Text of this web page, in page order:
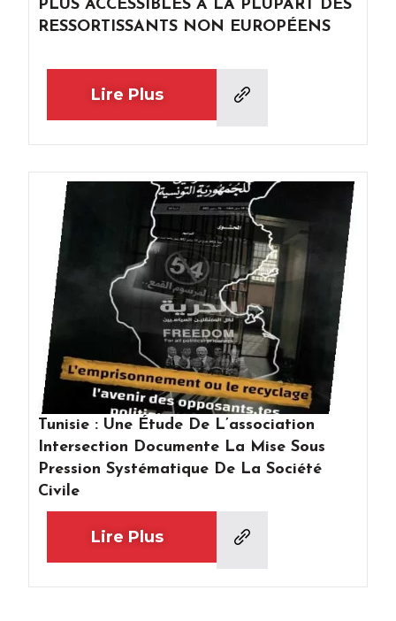
PLUS ACCESSIBLES À LA PLUPART DES
RESSORTISSANTS NON EUROPÉENS
Lire Plus
Tunisie : Une Étude De L’association
Intersection Documente La Mise Sous
Pression Systématique De La Société
Civile
Lire Plus